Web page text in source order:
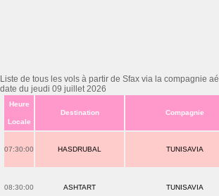
Liste de tous les vols à partir de Sfax via la compagnie
date du jeudi 09 juillet 2026
Heure
Locale
Destination Compagnie
07:30:00 HASDRUBAL TUNISAVIA
08:30:00 ASHTART TUNISAVIA